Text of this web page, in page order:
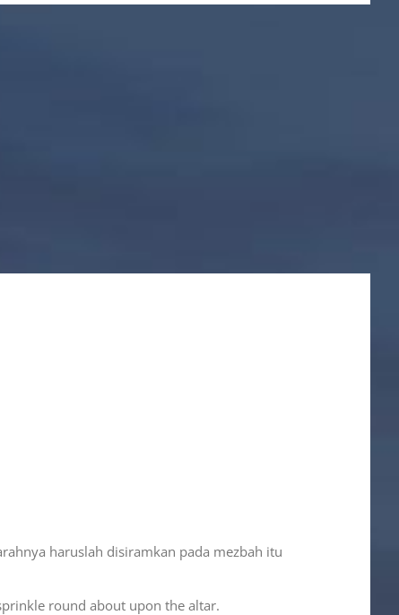
haruslah disiramkan pada mezbah itu
round about upon the altar.